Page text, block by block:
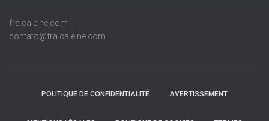
fra.caleine.com
contato@fra.caleine.com
POLITIQUE DE CONFIDENTIALITÉ AVERTISSEMENT